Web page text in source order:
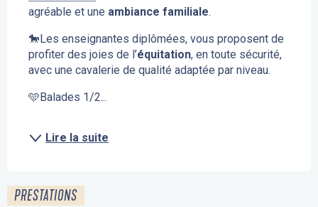
agréable et une ambiance familiale.
🐎Les enseignantes diplômées, vous proposent de
profiter des joies de l’équitation, en toute sécurité,
avec une cavalerie de qualité adaptée par niveau.
🩵Balades 1/2...
Lire la suite
PRESTATIONS